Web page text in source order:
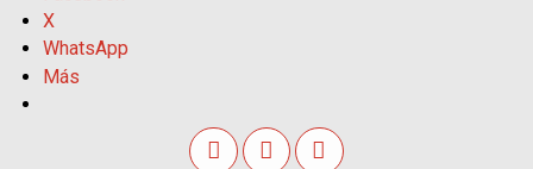
X
WhatsApp
Más